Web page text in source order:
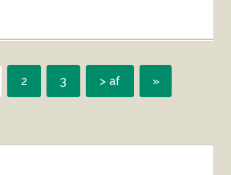
2 3 > af »